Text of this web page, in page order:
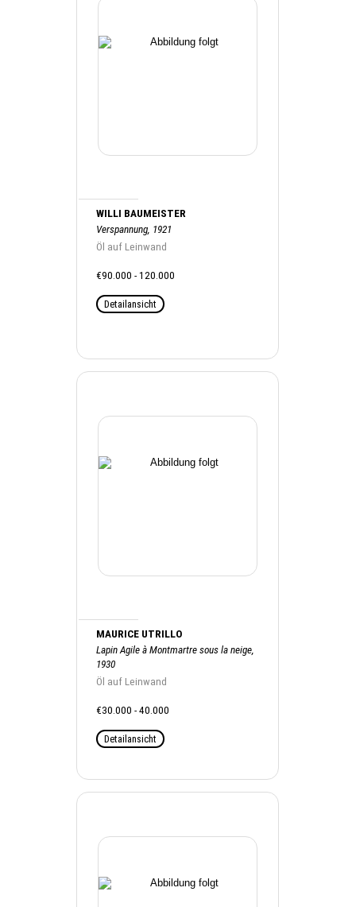
WILLI BAUMEISTER
Verspannung, 1921
Öl auf Leinwand
€90.000 - 120.000
Detailansicht
MAURICE UTRILLO
Lapin Agile à Montmartre sous la neige,
1930
Öl auf Leinwand
€30.000 - 40.000
Detailansicht